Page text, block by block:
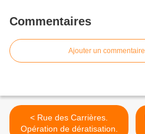
Commentaires
Ajouter un commentaire
< Rue des Carrières.
Opération de dératisation.